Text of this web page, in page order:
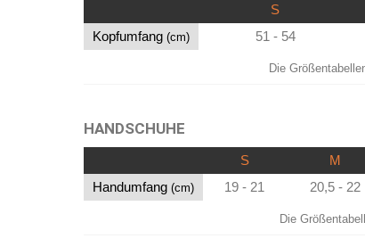
S
Die
Kopfumfang (cm) 51 - 54
HANDSCHUHE
S M
Die
Handumfang (cm) 19 - 21 20,5 - 22